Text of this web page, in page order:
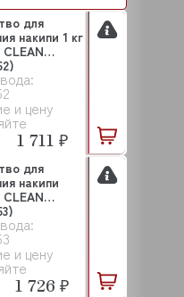
и цену
для
накипи 1 кг
1 711 ₽
и цену
для
накипи
1 726 ₽